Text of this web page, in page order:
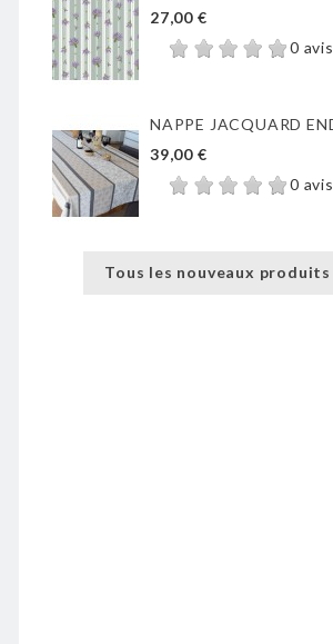
27,00 €
0 avis
39,00 €
0 avis
Tous les nouveaux produits